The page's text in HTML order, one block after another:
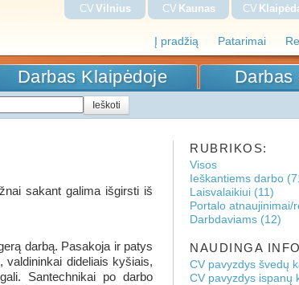
Į pradžią Patarimai
CV Vilnius CV Kaunas CV
Darbas Klaipėdoje Darbas
sakant galima išgirsti iš
darbą. Pasakoja ir patys
valdininkai dideliais kyšiais,
Santechnikai po darbo
RUBRIKOS:
Visos
Ieškantiems darbo
Laisvalaikiui (11)
Portalo atnaujinimai/
Darbdaviams (12)
NAUDINGA
CV pavyzdys švedų
CV pavyzdys ispanų